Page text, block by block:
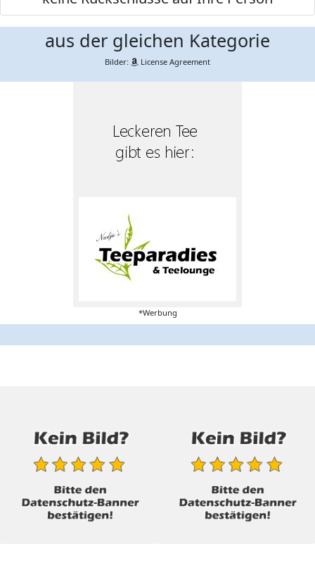
aus der gleichen Kategorie
Bilder: License Agreement
*Werbung